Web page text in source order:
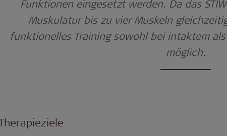
Funktionen eingesetzt werden. Da das
Muskulatur bis zu vier Muskeln
funktionelles Training sowohl bei intaktem
möglich.
Therapieziele